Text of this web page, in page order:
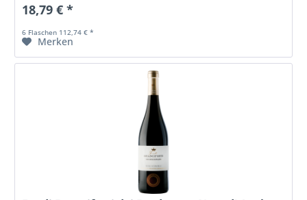
18,79 € *
6 Flaschen 112,74 € *
Merken